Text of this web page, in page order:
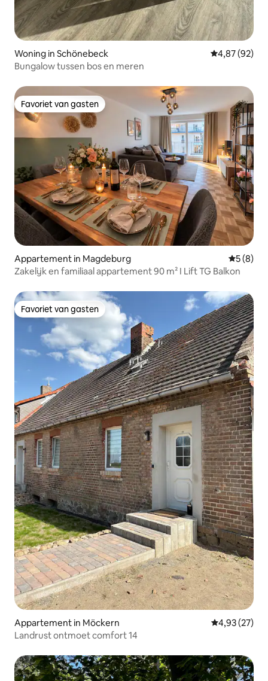
Woning in Schönebeck Gemiddelde
4,87 (92)
Bungalow tussen bos en meren
Favoriet van gasten
Favoriet van gasten
Appartement in Magdeburg
5 (8)
Zakelijk en familiaal appartement 90 m² I Lift TG Balkon
Favoriet van gasten
Favoriet van gasten
Appartement in Möckern Gemiddelde
4,93 (27)
Landrust ontmoet comfort 14